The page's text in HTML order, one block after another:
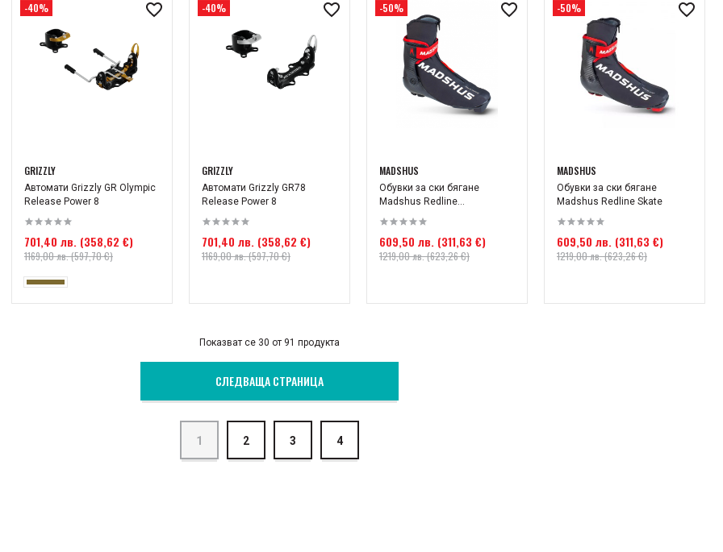
-40%
GRIZZLY
Автомати Grizzly GR Olympic
Release Power 8
701,40 лв. (358,62 €)
1169,00 лв. (597,70 €)
-40%
GRIZZLY
Автомати Grizzly GR78
Release Power 8
701,40 лв. (358,62 €)
1169,00 лв. (597,70 €)
-50%
MADSHUS
Обувки за ски бягане
Madshus Redline...
609,50 лв. (311,63 €)
1219,00 лв. (623,26 €)
-50%
MADSHUS
Обувки за ски бягане
Madshus Redline Skate
609,50 лв. (311,63 €)
1219,00 лв. (623,26 €)
Показват се 30 от 91 продукта
СЛЕДВАЩА СТРАНИЦА
1 2 3 4